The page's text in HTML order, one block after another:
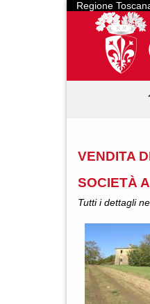
Regione
VENDITA
SOCIETÀ
Tutti i dettagli